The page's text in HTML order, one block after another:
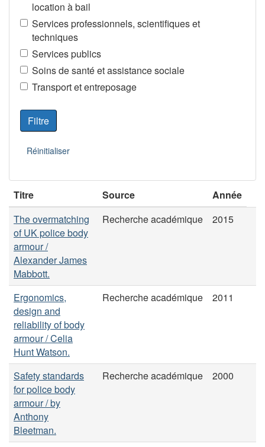
location à bail
Services professionnels, scientifiques et
techniques
Services publics
Soins de santé et assistance sociale
Transport et entreposage
Titre Source
Année
The overmatching
of UK police body
armour /
Alexander James
Mabbott.
Recherche académique 2015
Ergonomics,
design and
reliability of body
armour / Celia
Hunt Watson.
Recherche académique 2011
Safety standards
for police body
armour / by
Anthony
Bleetman.
Recherche académique 2000